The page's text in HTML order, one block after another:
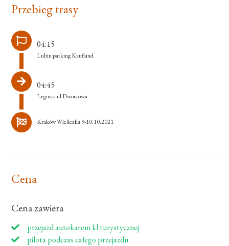
Przebieg trasy
04:15
Lubin parking Kaufland
04:45
Legnica ul Dworcowa
Kraków Wieliczka 9-10.10.2021
Cena
Cena zawiera
przejazd autokarem kl turystycznej
pilota podczas całego przejazdu